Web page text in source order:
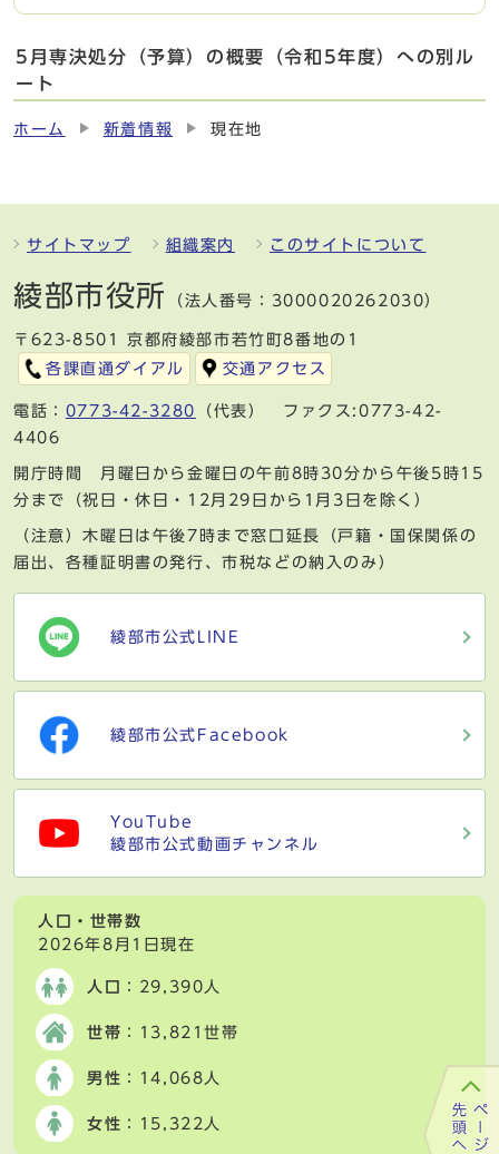
5月専決処分（予算）の概要（令和5年度）への別ル
ート
ホーム 新着情報 現在地
サイトマップ 組織案内 このサイトについて
綾部市役所 （法人番号：3000020262030）
〒623-8501 京都府綾部市若竹町8番地の1
各課直通ダイアル
交通アクセス
電話： 0773-42-3280
（代表） ファクス:0773-42-
4406
開庁時間 月曜日から金曜日の午前8時30分から午後5時15
分まで（祝日・休日・12月29日から1月3日を除く）
（注意）木曜日は午後7時まで窓口延長（戸籍・国保関係の
届出、各種証明書の発行、市税などの納入のみ）
綾部市公式LINE
綾部市公式Facebook
YouTube
綾部市公式動画チャンネル
人口・世帯数
2026年8月1日現在
人口 ：29,390人
世帯 ：13,821世帯
男性 ：14,068人
女性 ：15,322人